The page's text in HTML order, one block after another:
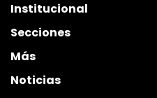
Institucional
Secciones
Más
Noticias